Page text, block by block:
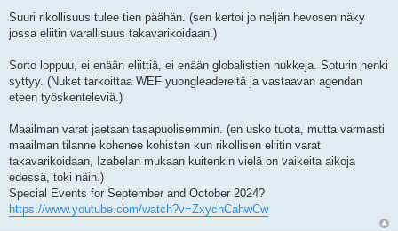
Suuri rikollisuus tulee tien päähän. (sen kertoi jo neljän hevosen näky
jossa eliitin varallisuus takavarikoidaan.)
Sorto loppuu, ei enään eliittiä, ei enään globalistien nukkeja. Soturin henki
syttyy. (Nuket tarkoittaa WEF yuongleadereitä ja vastaavan agendan
eteen työskenteleviä.)
Maailman varat jaetaan tasapuolisemmin. (en usko tuota, mutta varmasti
maailman tilanne kohenee kohisten kun rikollisen eliitin varat
takavarikoidaan, Izabelan mukaan kuitenkin vielä on vaikeita aikoja
edessä, toki näin.)
Special Events for September and October 2024?
https://www.youtube.com/watch?v=ZxychCahwCw